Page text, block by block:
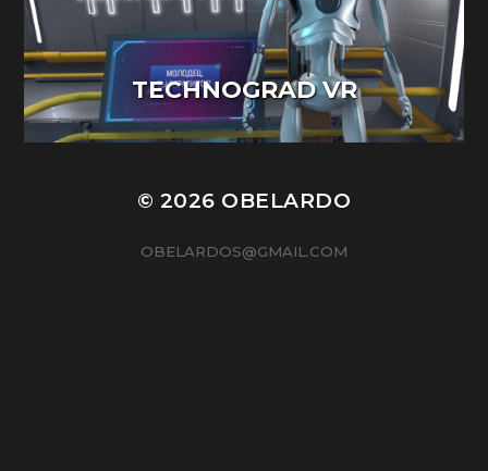
TECHNOGRAD VR
© 2026 OBELARDO
OBELARDOS@GMAIL.COM